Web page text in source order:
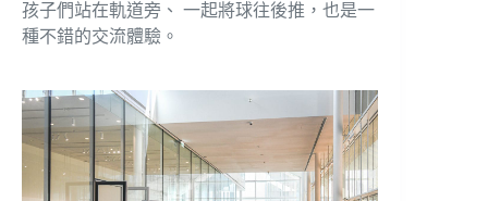
孩子們站在軌道旁、 一起將球往後推，也是一
種不錯的交流體驗。